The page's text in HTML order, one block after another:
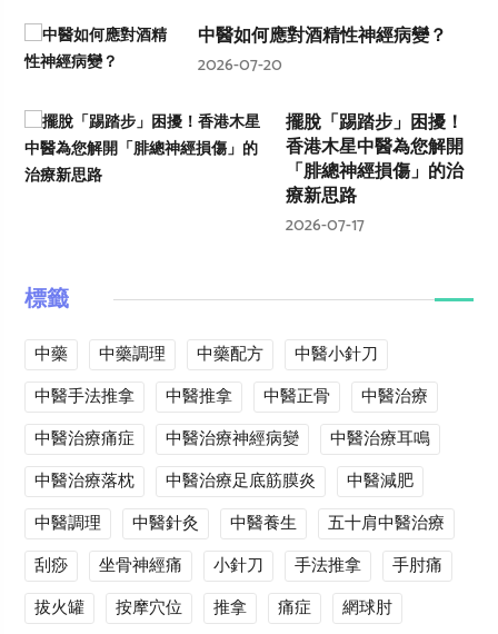
中醫如何應對酒精性神經病變？
2026-07-20
擺脫「踢踏步」困擾！
香港木星中醫為您解開
「腓總神經損傷」的治
療新思路
2026-07-17
標籤
中藥 中藥調理 中藥配方
中醫小針刀
中醫手法推拿
中醫推拿 中醫正骨
中醫治療
中醫治療痛症
中醫治療神經病變
中醫治療耳鳴
中醫治療落枕
中醫治療足底筋膜炎
中醫減肥
中醫調理
中醫針灸 中醫養生
五十肩中醫治療
刮痧
坐骨神經痛 小針刀 手法推拿
手肘痛
拔火罐
按摩穴位 推拿 痛症
網球肘